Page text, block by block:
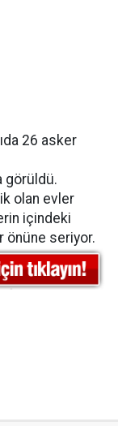
26 asker
görüldü.
olan evler
içindeki
önüne seriyor.